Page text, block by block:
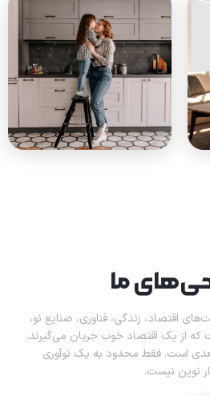
ما
اقتصاد، زندگی، فناوری، صنایع نو،
که از یک اقتصاد خوب جریان می‌گیرند.
است. فقط محدود به یک نوآوری
نوین نیست.